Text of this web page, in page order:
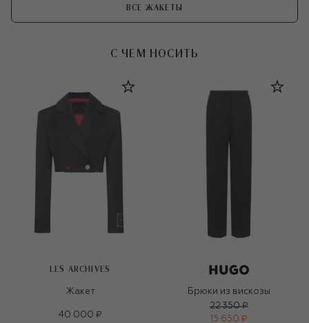
ВСЕ ЖАКЕТЫ
С ЧЕМ НОСИТЬ
LES ARCHIVES
Жакет
40 000 ₽
Брюки из вискозы
22 350 ₽
15 650 ₽